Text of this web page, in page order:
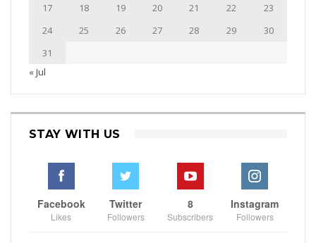
17
18 19 20 21 22
23
24
25 26 27 28 29
30
31
« Jul
STAY WITH US
Facebook
Likes
Twitter
Followers
8
Subscribers
Instagram
Followers